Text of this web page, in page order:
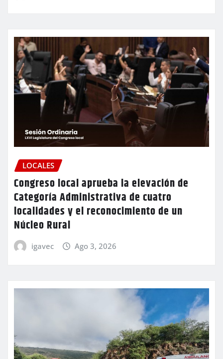
LOCALES
Congreso local aprueba la elevación de
Categoría Administrativa de cuatro
localidades y el reconocimiento de un
Núcleo Rural
igavec Ago 3, 2026